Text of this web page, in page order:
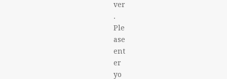
ver
.
Ple
ase
ent
er
yo